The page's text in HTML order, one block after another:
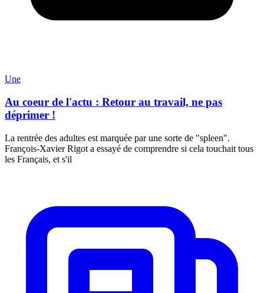
Une
Au coeur de l'actu : Retour au travail, ne pas
déprimer !
La rentrée des adultes est marquée par une sorte de "spleen".
François-Xavier Rigot a essayé de comprendre si cela touchait tous
les Français, et s'il